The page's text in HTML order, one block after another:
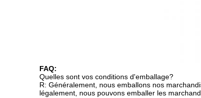
FAQ:
Quelles sont vos conditions d'emballage?
R: Généralement, nous emballons nos
légalement, nous pouvons emballer les